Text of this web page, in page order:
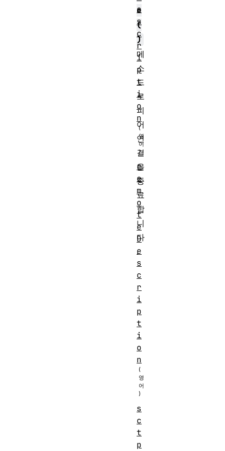
e
(
)
메
소
드
로
피
어
연
결
을
종
료
합
니
다
.
e
s
c
r
i
p
t
i
o
n
r
e
m
o
t
e
D
e
s
c
r
i
p
t
i
o
n
s
c
t
p